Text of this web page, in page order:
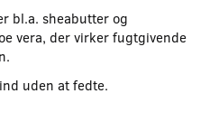
bl.a. sheabutter og
vera, der virker fugtgivende
uden at fedte.